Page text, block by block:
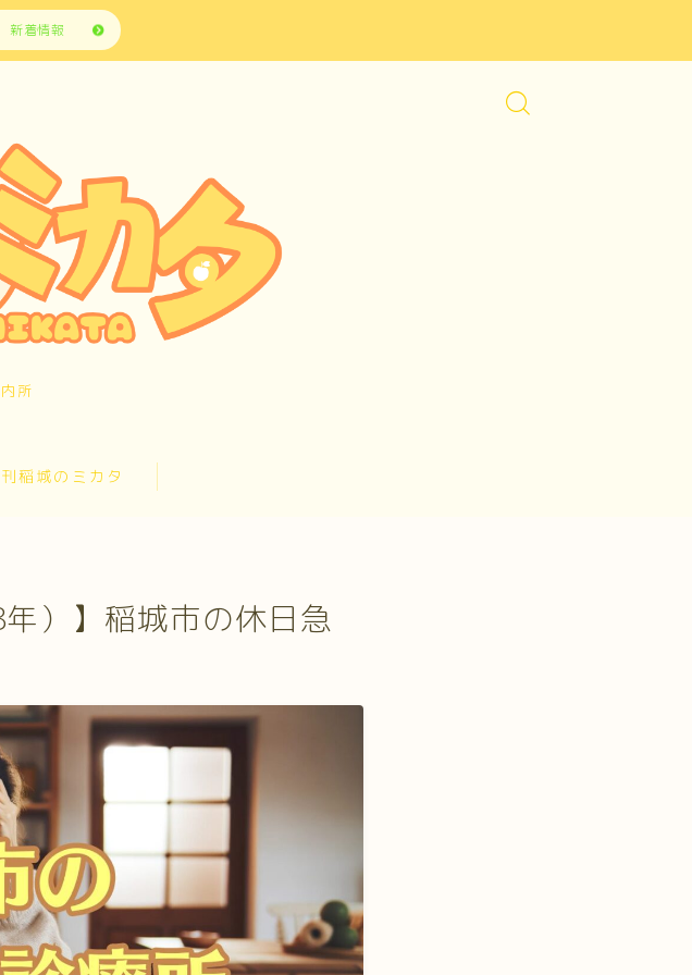
新着情報
所
稲城のミカタ
）】稲城市の休日急